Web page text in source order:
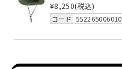
¥8,250(税込)
コード 552265006010